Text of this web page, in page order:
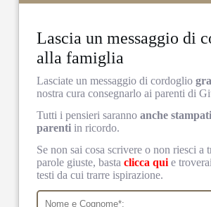
Lascia un messaggio di
alla famiglia
Lasciate un messaggio di cordoglio
nostra cura consegnarlo ai parenti di
Tutti i pensieri sarannoanche
parenti in ricordo.
Se non sai cosa scrivere o non riesci a
parole giuste, bastaclicca qui e
testi da cui trarre ispirazione.